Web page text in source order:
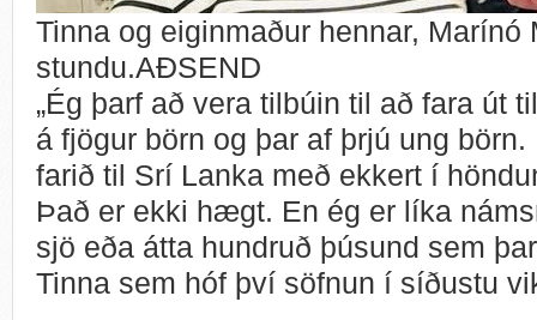
Tinna og eiginmaður hennar, Marínó
stundu.AÐSEND
„Ég þarf að vera tilbúin til að fara út
á fjögur börn og þar af þrjú ung
farið til Srí Lanka með ekkert í
Það er ekki hægt. En ég er líka
sjö eða átta hundruð þúsund sem
Tinna sem hóf því söfnun í síðustu